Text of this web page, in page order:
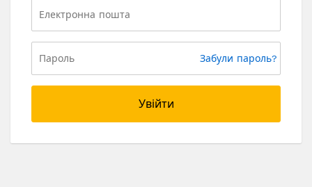
Забули пароль?
Увійти